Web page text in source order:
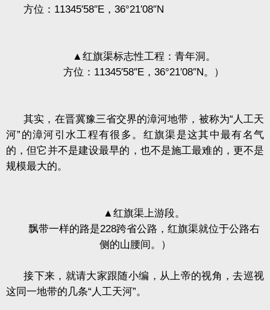
方位： 11345′58″E ，36°21′08″N
▲红旗渠标志性工程：青年洞。
方位： 11345′58″E ，36°21′08″N。）
其实，在晋冀豫三省交界的漳河地带，被称为“人工天
河”的漳河引水工程有很多。红旗渠是这其中最有名气
的，但它并不是建设最早的，也不是施工最难的，更不是
规模最大的。
▲红旗渠上游段。
飘带一样的路是228跨省公路，红旗渠就位于公路右
侧的山腰间。）
接下来，就请大家跟随小编，从上帝的视角，去巡视
这同一地带的几条“人工天河”。